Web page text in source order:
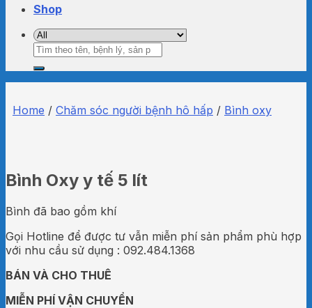
Shop
Search
for:
Home / Chăm sóc người bệnh hô hấp / Bình oxy
Bình Oxy y tế 5 lít
Bình đã bao gồm khí
Gọi Hotline để được tư vẫn miễn phí sản phẩm phù hợp
với nhu cầu sử dụng : 092.484.1368
BÁN VÀ CHO THUÊ
MIỄN PHÍ VẬN CHUYỂN